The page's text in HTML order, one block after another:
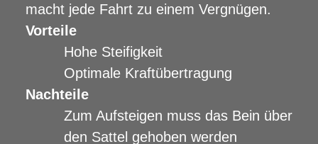
macht jede Fahrt zu einem Vergnügen.
Vorteile
Hohe Steifigkeit
Optimale Kraftübertragung
Nachteile
Zum Aufsteigen muss das Bein über
den Sattel gehoben werden